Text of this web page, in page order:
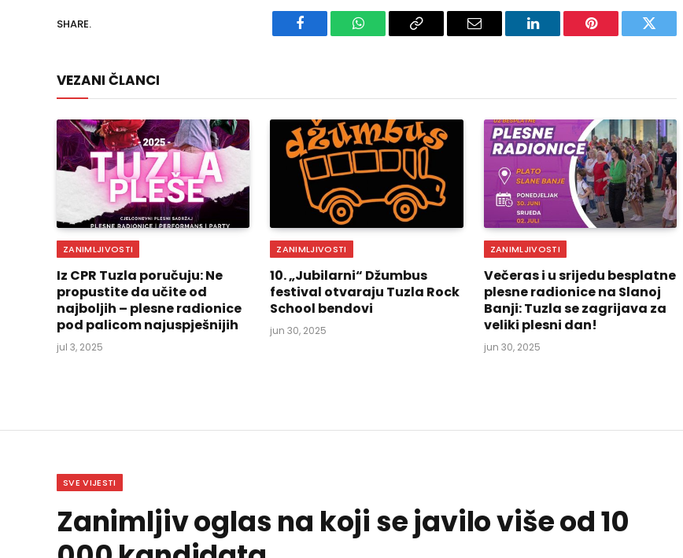
SHARE.
Facebook WhatsAppCopy
Email LinkedIn Pinterest Twitter
VEZANI ČLANCI
ZANIMLJIVOSTI
Iz CPR Tuzla poručuju: Ne
propustite da učite od
najboljih – plesne radionice
pod palicom najuspješnijih
jul 3, 2025
ZANIMLJIVOSTI
10. „Jubilarni“ Džumbus
festival otvaraju Tuzla Rock
School bendovi
jun 30, 2025
ZANIMLJIVOSTI
Večeras i u srijedu besplatne
plesne radionice na Slanoj
Banji: Tuzla se zagrijava za
veliki plesni dan!
jun 30, 2025
SVE VIJESTI
Zanimljiv oglas na koji se javilo više od 10